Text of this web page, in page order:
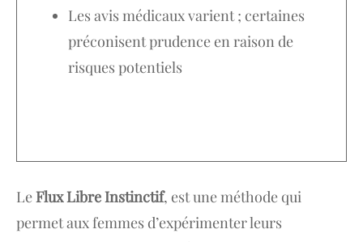
Les avis médicaux varient ; certaines
préconisent prudence en raison de
risques potentiels
LeFlux Libre Instinctif, est une méthode qui
permet aux femmes d’expérimenter leurs